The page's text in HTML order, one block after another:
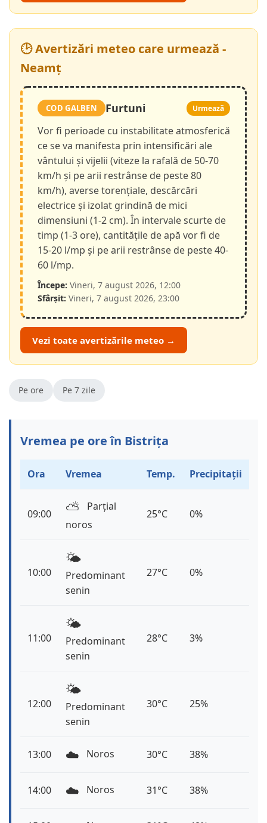
🕑 Avertizări meteo care urmează -
Neamț
COD GALBEN Furtuni Urmează
Vor fi perioade cu instabilitate atmosferică
ce se va manifesta prin intensificări ale
vântului și vijelii (viteze la rafală de 50-70
km/h și pe arii restrânse de peste 80
km/h), averse torențiale, descărcări
electrice și izolat grindină de mici
dimensiuni (1-2 cm). În intervale scurte de
timp (1-3 ore), cantitățile de apă vor fi de
15-20 l/mp și pe arii restrânse de peste 40-
60 l/mp.
Începe: Vineri, 7 august 2026, 12:00
Sfârșit: Vineri, 7 august 2026, 23:00
Vezi toate avertizările meteo →
Pe ore Pe 7 zile
Vremea pe ore în Bistrița
Ora Vremea Temp. Precipitații
09:00 ⛅️
Parțial
noros
25°C 0%
10:00
🌤️
Predominant
senin
27°C 0%
11:00
🌤️
Predominant
senin
28°C 3%
12:00
🌤️
Predominant
senin
30°C 25%
13:00 ☁️ Noros 30°C 38%
14:00 ☁️ Noros 31°C 38%